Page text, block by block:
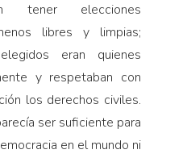
tener elecciones
libres y limpias;
eran quienes
y respetaban con
los derechos civiles.
ser suficiente para
en el mundo ni